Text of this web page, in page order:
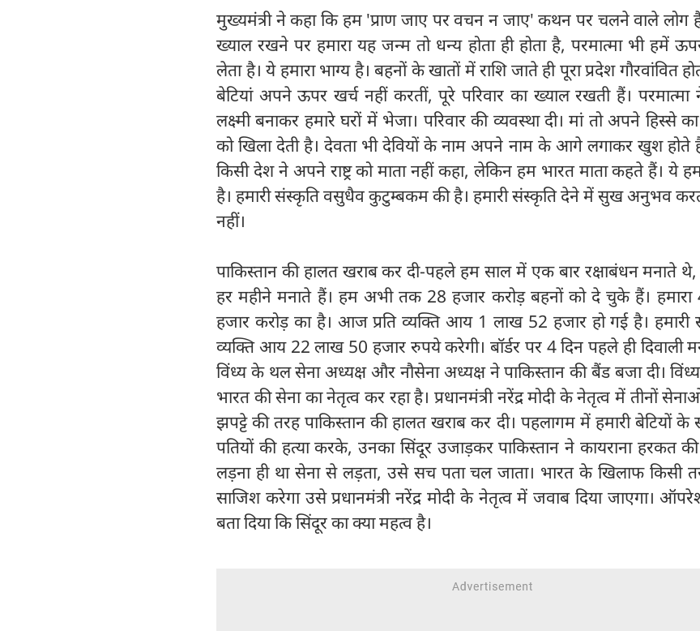
मुख्यमंत्री ने कहा कि हम 'प्राण जाए पर वचन न जाए' कथन पर चलने वाले लोग
ख्याल रखने पर हमारा यह जन्म तो धन्य होता ही होता है, परमात्मा भी हमें
लेता है। ये हमारा भाग्य है। बहनों के खातों में राशि जाते ही पूरा प्रदेश गौरवांवित
बेटियां अपने ऊपर खर्च नहीं करतीं, पूरे परिवार का ख्याल रखती हैं। परमात्मा
लक्ष्मी बनाकर हमारे घरों में भेजा। परिवार की व्यवस्था दी। मां तो अपने हिस्से का
को खिला देती है। देवता भी देवियों के नाम अपने नाम के आगे लगाकर खुश होते
किसी देश ने अपने राष्ट्र को माता नहीं कहा, लेकिन हम भारत माता कहते हैं। ये
है। हमारी संस्कृति वसुधैव कुटुम्बकम की है। हमारी संस्कृति देने में सुख अनुभव
नहीं।
पाकिस्तान की हालत खराब कर दी-पहले हम साल में एक बार रक्षाबंधन मनाते
हर महीने मनाते हैं। हम अभी तक 28 हजार करोड़ बहनों को दे चुके हैं।
हजार करोड़ का है। आज प्रति व्यक्ति आय 1 लाख 52 हजार हो गई है। हमारी
व्यक्ति आय 22 लाख 50 हजार रुपये करेगी। बॉर्डर पर 4 दिन पहले ही दिवाली
विंध्य के थल सेना अध्यक्ष और नौसेना अध्यक्ष ने पाकिस्तान की बैंड बजा दी।
भारत की सेना का नेतृत्व कर रहा है। प्रधानमंत्री नरेंद्र मोदी के नेतृत्व में तीनों
झपट्टे की तरह पाकिस्तान की हालत खराब कर दी। पहलागम में हमारी बेटियों
पतियों की हत्या करके, उनका सिंदूर उजाड़कर पाकिस्तान ने कायराना हरकत
लड़ना ही था सेना से लड़ता, उसे सच पता चल जाता। भारत के खिलाफ किसी
साजिश करेगा उसे प्रधानमंत्री नरेंद्र मोदी के नेतृत्व में जवाब दिया जाएगा।
बता दिया कि सिंदूर का क्या महत्व है।